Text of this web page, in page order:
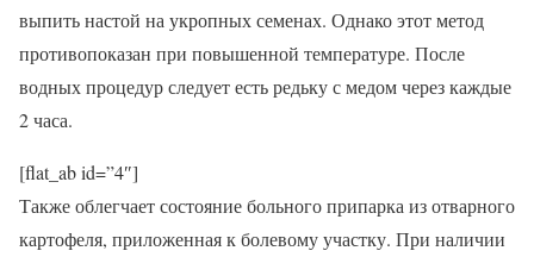
выпить настой на укропных семенах. Однако этот метод
противопоказан при повышенной температуре. После
водных процедур следует есть редьку с медом через каждые
2 часа.
[flat_ab id=”4″]
Также облегчает состояние больного припарка из отварного
картофеля, приложенная к болевому участку. При наличии